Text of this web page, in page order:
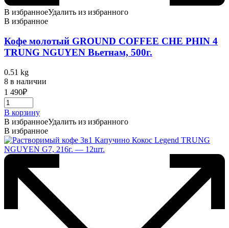
В избранноеУдалить из избранного
В избранное
Кофе молотый GROUND COFFEE CHE PHIN 4
TRUNG NGUYEN Вьетнам, 500г.
0.51 kg
8 в наличии
1 490₽
В корзину
В избранноеУдалить из избранного
В избранное